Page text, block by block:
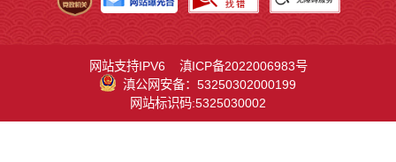
网站支持IPV6
滇ICP备2022006983号
滇公网安备：53250302000199
网站标识码:5325030002